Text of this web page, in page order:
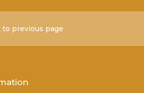
to previous page